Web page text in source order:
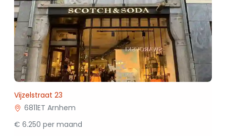
Vijzelstraat 23
6811ET Arnhem
€ 6.250 per maand